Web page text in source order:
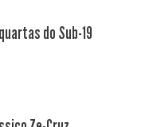
do Sub-19